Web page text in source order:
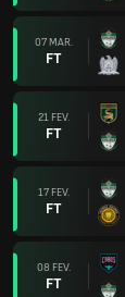
07 MAR.
FT
21 FEV.
FT
17 FEV.
FT
08 FEV.
FT